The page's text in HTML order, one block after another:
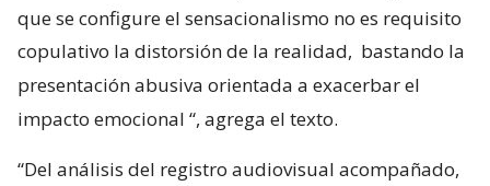
que se configure el sensacionalismo no es requisito
copulativo la distorsión de la realidad, bastando la
presentación abusiva orientada a exacerbar el
impacto emocional “, agrega el texto.
“Del análisis del registro audiovisual acompañado,